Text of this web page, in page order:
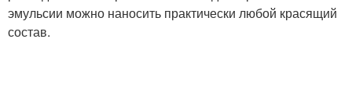
эмульсии можно наносить практически любой красящий
состав.